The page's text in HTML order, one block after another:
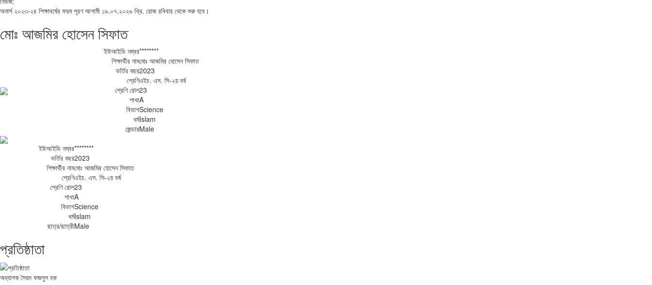
অনার্স ২০২৩-২৪ শিক্ষাবর্ষের ফরম পূরণ আগামী ১৯.০৭.২০২৬ খ্রি. রোজ রবিবার থেকে শুরু হবে।
মোঃ আজমির হোসেন সিফাত
ইউআইডি নম্বর********
শিক্ষার্থীর নামমোঃ আজমির হোসেন সিফাত
ভর্তির বছর2023
শ্রেণিএইচ. এস. সি-২য় বর্ষ
শ্রেণি রোল23
শাখাA
বিভাগScience
ধর্মIslam
জেন্ডারMale
ইউআইডি নম্বর********
ভর্তির বছর2023
শিক্ষার্থীর নামমোঃ আজমির হোসেন সিফাত
শ্রেণিএইচ. এস. সি-২য় বর্ষ
শ্রেণি রোল23
শাখাA
বিভাগScience
ধর্মIslam
ছাত্র/ছাত্রীMale
প্রতিষ্ঠাতা
অধ্যাপক সৈয়দ ফজলুল হক